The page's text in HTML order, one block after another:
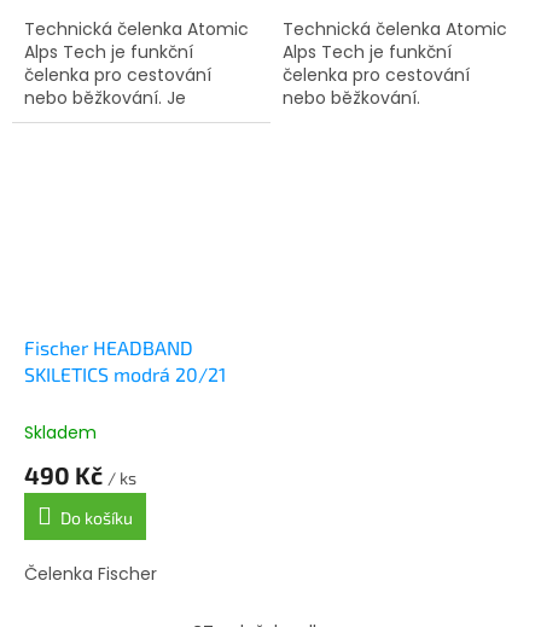
Technická čelenka Atomic
Alps Tech je funkční
čelenka pro cestování
nebo běžkování. Je
vyrobena z rychleschnoucí
Technická čelenka Atomic
Alps Tech je funkční
čelenka pro cestování
nebo běžkování.
Fischer HEADBAND
SKILETICS modrá 20/21
Skladem
490 Kč / ks
Do košíku
Čelenka Fischer